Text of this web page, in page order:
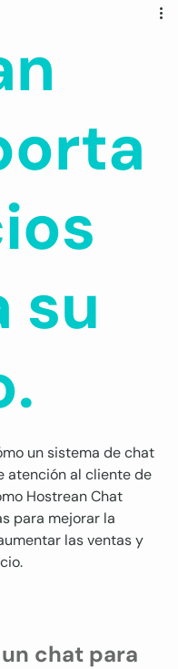
su
un sistema de chat
atención al cliente de
Hostrean Chat
para mejorar la
las ventas y
chat para